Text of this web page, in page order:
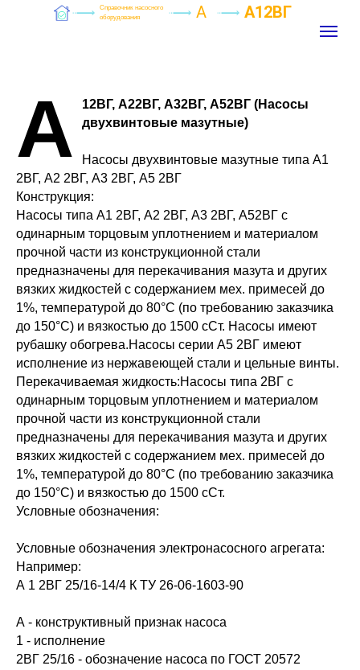
Справочник насосного
оборудования
А А12ВГ
А
12ВГ, А22ВГ, А32ВГ, А52ВГ (Насосы
двухвинтовые мазутные)
Насосы двухвинтовые мазутные типа А1
2ВГ, А2 2ВГ, А3 2ВГ, А5 2ВГ
Конструкция:
Насосы типа А1 2ВГ, А2 2ВГ, А3 2ВГ, А52ВГ с
одинарным торцовым уплотнением и материалом
прочной части из конструкционной стали
предназначены для перекачивания мазута и других
вязких жидкостей с содержанием мех. примесей до
1%, температурой до 80°С (по требованию заказчика
до 150°С) и вязкостью до 1500 сСт. Насосы имеют
рубашку обогрева.Насосы серии А5 2ВГ имеют
исполнение из нержавеющей стали и цельные винты.
Перекачиваемая жидкость:Насосы типа 2ВГ с
одинарным торцовым уплотнением и материалом
прочной части из конструкционной стали
предназначены для перекачивания мазута и других
вязких жидкостей с содержанием мех. примесей до
1%, температурой до 80°С (по требованию заказчика
до 150°С) и вязкостью до 1500 сСт.
Условные обозначения:
Условные обозначения электронасосного агрегата:
Например:
А 1 2ВГ 25/16-14/4 К ТУ 26-06-1603-90
А - конструктивный признак насоса
1 - исполнение
2ВГ 25/16 - обозначение насоса по ГОСТ 20572